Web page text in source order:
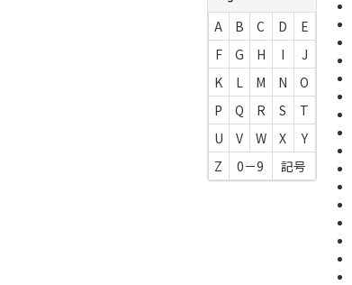
A B C D
E
F
G H I
J
K
L M N
O
P
Q R S
T
U
V W X
Y
Z
0－9 記号